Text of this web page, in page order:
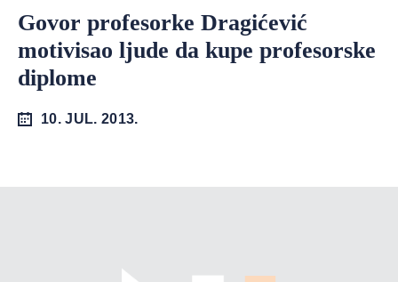
Govor profesorke Dragićević
motivisao ljude da kupe profesorske
diplome
10. JUL. 2013.